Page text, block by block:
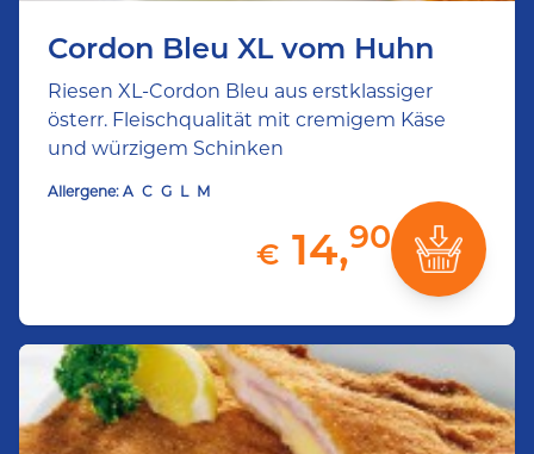
Cordon Bleu XL vom Huhn
Riesen XL-Cordon Bleu aus erstklassiger
österr. Fleischqualität mit cremigem Käse
und würzigem Schinken
Allergene: A C G L M
€ 14,90